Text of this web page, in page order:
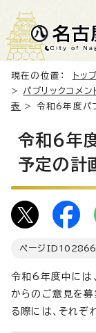
現在の位置： トッ
> パブリックコメン
表
> 令和6年度パ
令和6年
予定の計
ページID
令和6年度中には
からのご意見を募
る際には、それぞ